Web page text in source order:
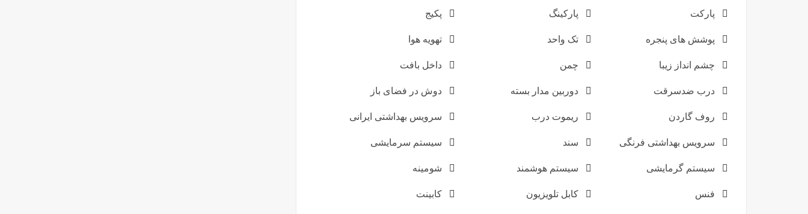
پارکت پارکینگ پکیج
پوشش های پنجره تک واحد تهویه هوا
چشم انداز زیبا چمن داخل بافت
درب ضدسرقت دوربین مدار بسته دوش در فضای باز
روف گاردن ریموت درب سرویس بهداشتی ایرانی
سرویس بهداشتی فرنگی سند سیستم سرمایشی
سیستم گرمایشی سیستم هوشمند شومینه
فنس کابل تلویزیون کابینت